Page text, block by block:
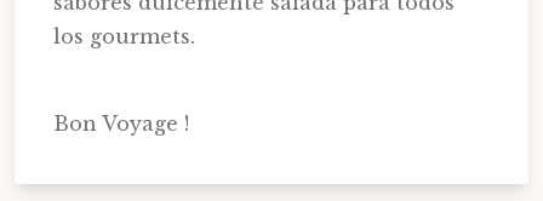
los gourmets.
Bon Voyage !